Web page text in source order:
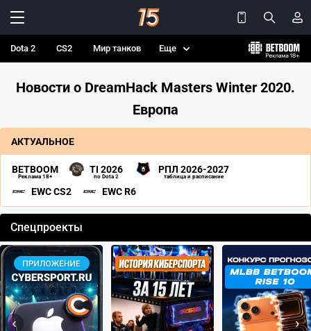
Dota 2 CS2 Мир танков Еще
Новости о DreamHack Masters Winter 2020.
Европа
АКТУАЛЬНОЕ
BETBOOM
Реклама 18+
TI 2026
по Dota 2
РПЛ 2026-2027
таблица и расписание
EWC CS2 EWC R6
Спецпроекты
‹ ›